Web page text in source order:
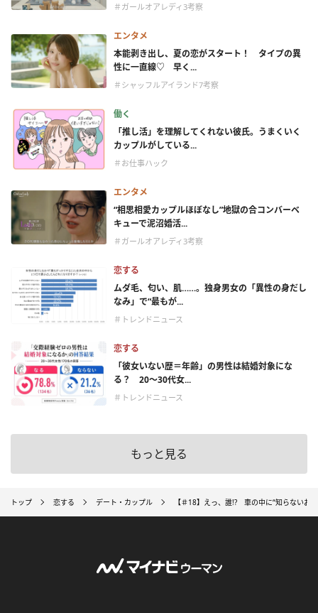
＃ガールオアレディ3考察
エンタメ
本能剥き出し、夏の恋がスタート！ タイプの異
性に一直線♡ 早く...
＃シャッフルアイランド7考察
働く
「推し活」を理解してくれない彼氏。うまくいく
カップルがしている...
＃お仕事ハック
エンタメ
“相思相愛カップルほぼなし”地獄の合コンバーベ
キューで泥沼婚活...
＃ガールオアレディ3考察
恋する
ムダ毛、匂い、肌……。独身男女の「異性の身だし
なみ」で“最もが...
＃トレンドニュース
恋する
「彼女いない歴＝年齢」の男性は結婚対象にな
る？ 20〜30代女...
＃トレンドニュース
もっと見る
トップ 恋する デート・カップル 【＃18】えっ、誰!? 車の中に“知らないお